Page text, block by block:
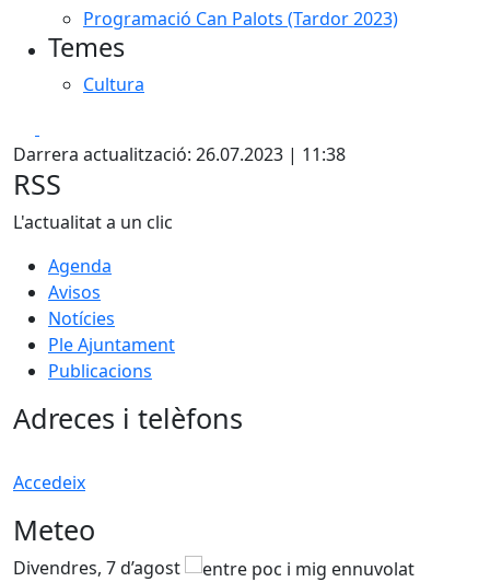
Programació Can Palots (Tardor 2023)
Temes
Cultura
Darrera actualització: 26.07.2023 | 11:38
RSS
L'actualitat a un clic
Agenda
Avisos
Notícies
Ple Ajuntament
Publicacions
Adreces i telèfons
Accedeix
Meteo
Divendres, 7 d’agost